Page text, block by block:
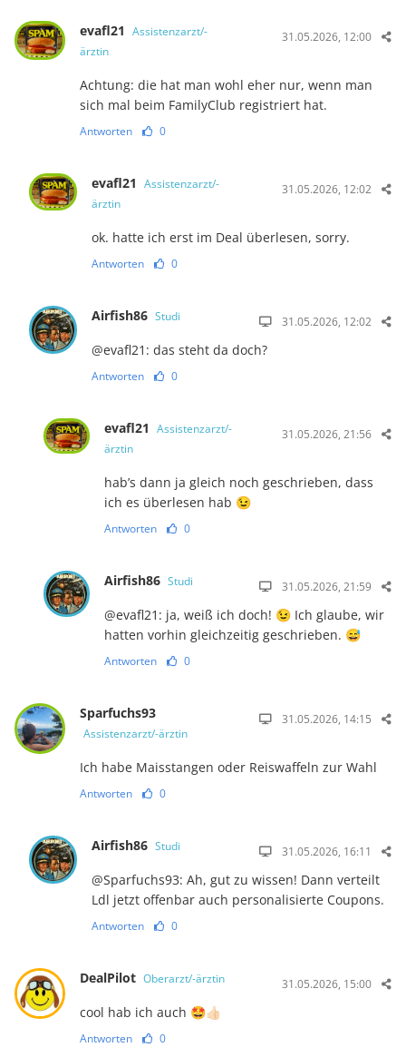
evafl21 Assistenzarzt/-
ärztin
31.05.2026, 12:00
Achtung: die hat man wohl eher nur, wenn man
sich mal beim FamilyClub registriert hat.
Antworten 0
evafl21
Assistenzarzt/-
ärztin
31.05.2026, 12:02
ok. hatte ich erst im Deal überlesen, sorry.
Antworten 0
Airfish86 Studi 31.05.2026, 12:02
@evafl21: das steht da doch?
Antworten 0
evafl21 Assistenzarzt/-
ärztin
31.05.2026, 21:56
hab’s dann ja gleich noch geschrieben, dass
ich es überlesen hab 😉
Antworten 0
Airfish86 Studi 31.05.2026, 21:59
@evafl21: ja, weiß ich doch! 😉 Ich glaube, wir
hatten vorhin gleichzeitig geschrieben. 😅
Antworten 0
Sparfuchs93
Assistenzarzt/-ärztin
31.05.2026, 14:15
Ich habe Maisstangen oder Reiswaffeln zur Wahl
Antworten 0
Airfish86 Studi 31.05.2026, 16:11
@Sparfuchs93: Ah, gut zu wissen! Dann verteilt
Ldl jetzt offenbar auch personalisierte Coupons.
Antworten 0
DealPilot Oberarzt/-ärztin 31.05.2026, 15:00
cool hab ich auch 🤩👍🏻
Antworten 0